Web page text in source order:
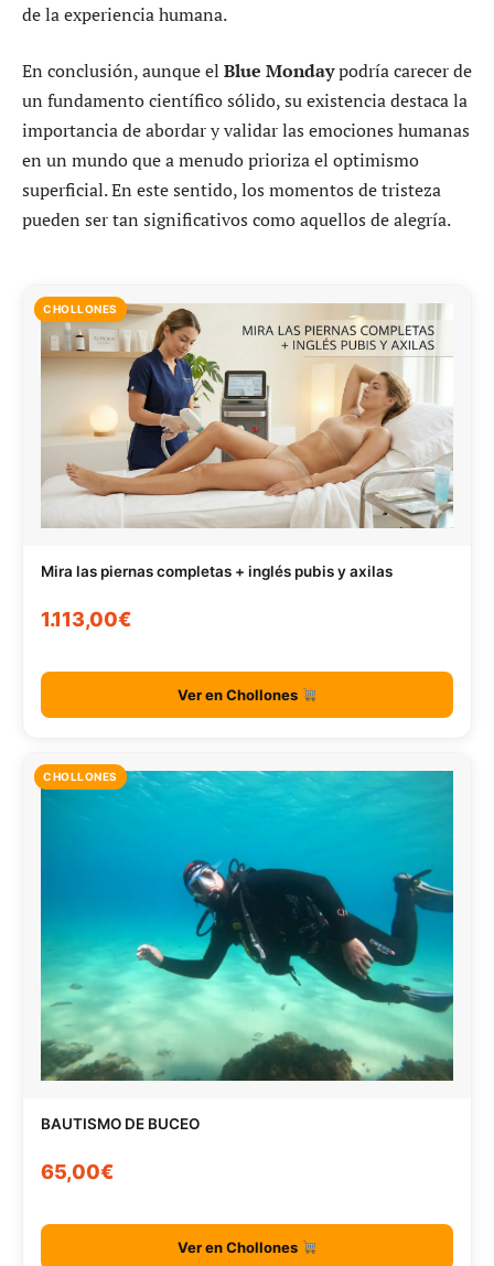
de la experiencia humana.
En conclusión, aunque el Blue Mondaypodría carecer de
un fundamento científico sólido, su existencia destaca la
importancia de abordar y validar las emociones humanas
en un mundo que a menudo prioriza el optimismo
superficial. En este sentido, los momentos de tristeza
pueden ser tan significativos como aquellos de alegría.
CHOLLONES
Mira las piernas completas + inglés pubis y axilas
1.113,00€
Ver en Chollones
CHOLLONES
BAUTISMO DE BUCEO
65,00€
Ver en Chollones